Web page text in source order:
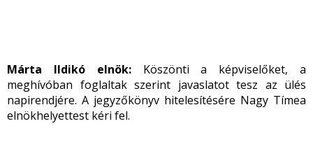
Márta Ildikó elnök: Köszönti a képviselőket, a
meghívóban foglaltak szerint javaslatot tesz az ülés
napirendjére. A jegyzőkönyv hitelesítésére Nagy Tímea
elnökhelyettest kéri fel.